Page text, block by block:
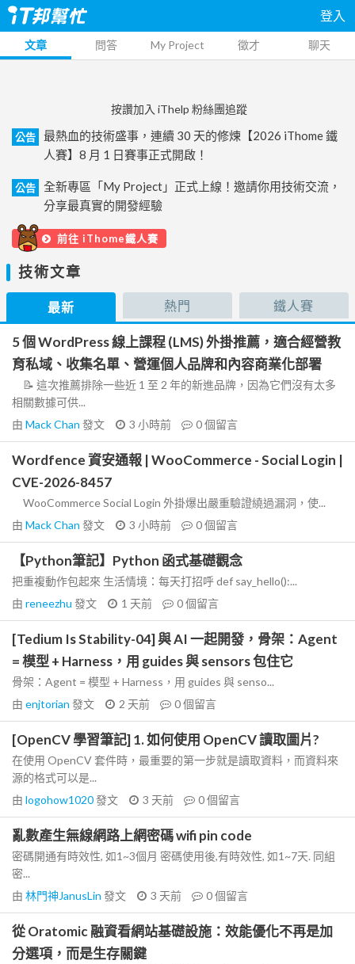
登入
文章 問答 My Project 徵才 聊天
按讚加入 iThelp 粉絲團追蹤
公告
最熱血的技術盛事，連續 30 天的修煉【2026 iThome 鐵
人賽】8 月 1 日賽事正式開啟！
公告
全新專區「My Project」正式上線！邀請你用技術交流，
分享最真實的開發經驗
前往 iThome鐵人賽
技術文章
最新 熱門 鐵人賽
5 個 WordPress 線上課程 (LMS) 外掛推薦，適合經營教
育私域、收集名單、營運個人品牌和內容商業化部署
📝 這次推薦排除一些近 1 至 2 年的新進品牌，因為它們沒有太多
相關數據可供...
由 Mack Chan 發文 3 小時前 0個留言
Wordfence 資安通報 | WooCommerce - Social Login |
CVE-2026-8457
WooCommerce Social Login 外掛爆出嚴重驗證繞過漏洞，使...
由 Mack Chan 發文 3 小時前 0個留言
【Python筆記】Python 函式基礎觀念
把重複動作包起來 生活情境：每天打招呼 def say_hello():...
由 reneezhu 發文 1 天前 0個留言
[Tedium Is Stability-04] 與 AI 一起開發，骨架：Agent
= 模型 + Harness，用 guides 與 sensors 包住它
骨架：Agent = 模型 + Harness，用 guides 與 senso...
由 enjtorian 發文 2 天前 0個留言
[OpenCV 學習筆記] 1. 如何使用 OpenCV 讀取圖片?
在使用 OpenCV 套件時，最重要的第一步就是讀取資料，而資料來
源的格式可以是...
由 logohow1020發文 3 天前 0個留言
亂數產生無線網路上網密碼 wifi pin code
密碼開通有時效性, 如1~3個月 密碼使用後,有時效性, 如1~7天. 同組
密...
由 林門神JanusLin 發文 3 天前 0個留言
從 Oratomic 融資看網站基礎設施：效能優化不再是加
分選項，而是生存關鍵